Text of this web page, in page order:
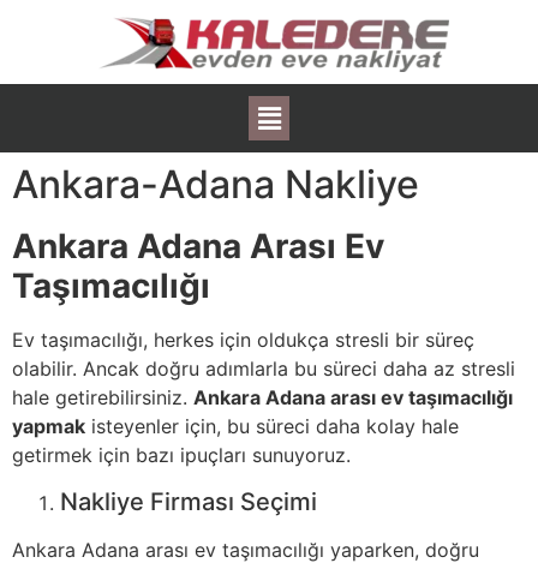
Ankara-Adana Nakliye
Ankara Adana Arası Ev
Taşımacılığı
Ev taşımacılığı, herkes için oldukça stresli bir süreç
olabilir. Ancak doğru adımlarla bu süreci daha az stresli
hale getirebilirsiniz. Ankara Adana arası ev taşımacılığı
yapmak isteyenler için, bu süreci daha kolay hale
getirmek için bazı ipuçları sunuyoruz.
Nakliye Firması Seçimi
Ankara Adana arası ev taşımacılığı yaparken, doğru